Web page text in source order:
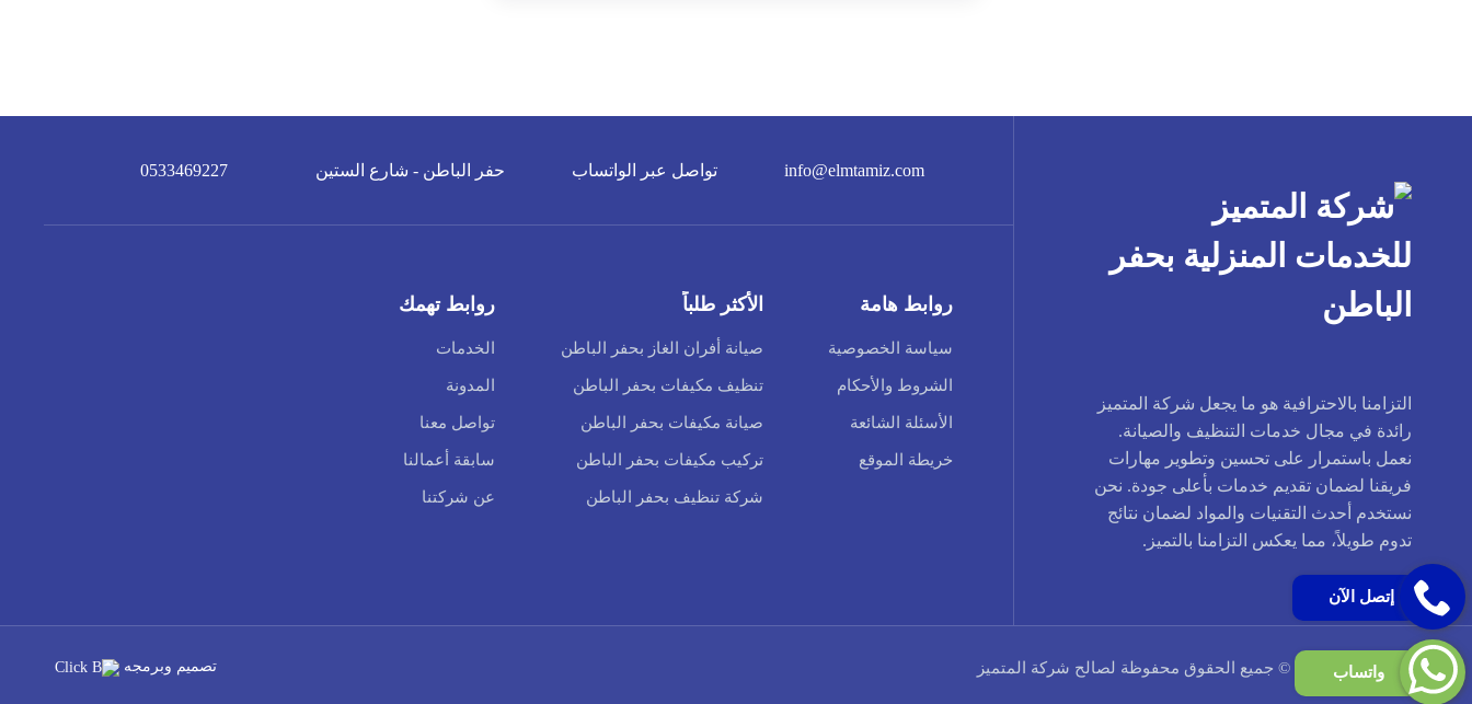
التزامنا بالاحترافية هو ما يجعل شركة المتميز
رائدة في مجال خدمات التنظيف والصيانة.
نعمل باستمرار على تحسين وتطوير مهارات
فريقنا لضمان تقديم خدمات بأعلى جودة. نحن
نستخدم أحدث التقنيات والمواد لضمان نتائج
تدوم طويلاً، مما يعكس التزامنا بالتميز.
info@elmtamiz.com تواصل عبر الواتساب حفر الباطن - شارع الستين 0533469227
روابط هامة
سياسة الخصوصية
الشروط والأحكام
الأسئلة الشائعة
خريطة الموقع
الأكثر طلباً
صيانة أفران الغاز بحفر الباطن
تنظيف مكيفات بحفر الباطن
صيانة مكيفات بحفر الباطن
تركيب مكيفات بحفر الباطن
شركة تنظيف بحفر الباطن
روابط تهمك
الخدمات
المدونة
تواصل معنا
سابقة أعمالنا
عن شركتنا
حقوق النشر 2026 © جميع الحقوق محفوظة لصالح شركة المتميز تصميم وبرمجه
إتصل الآن
واتساب